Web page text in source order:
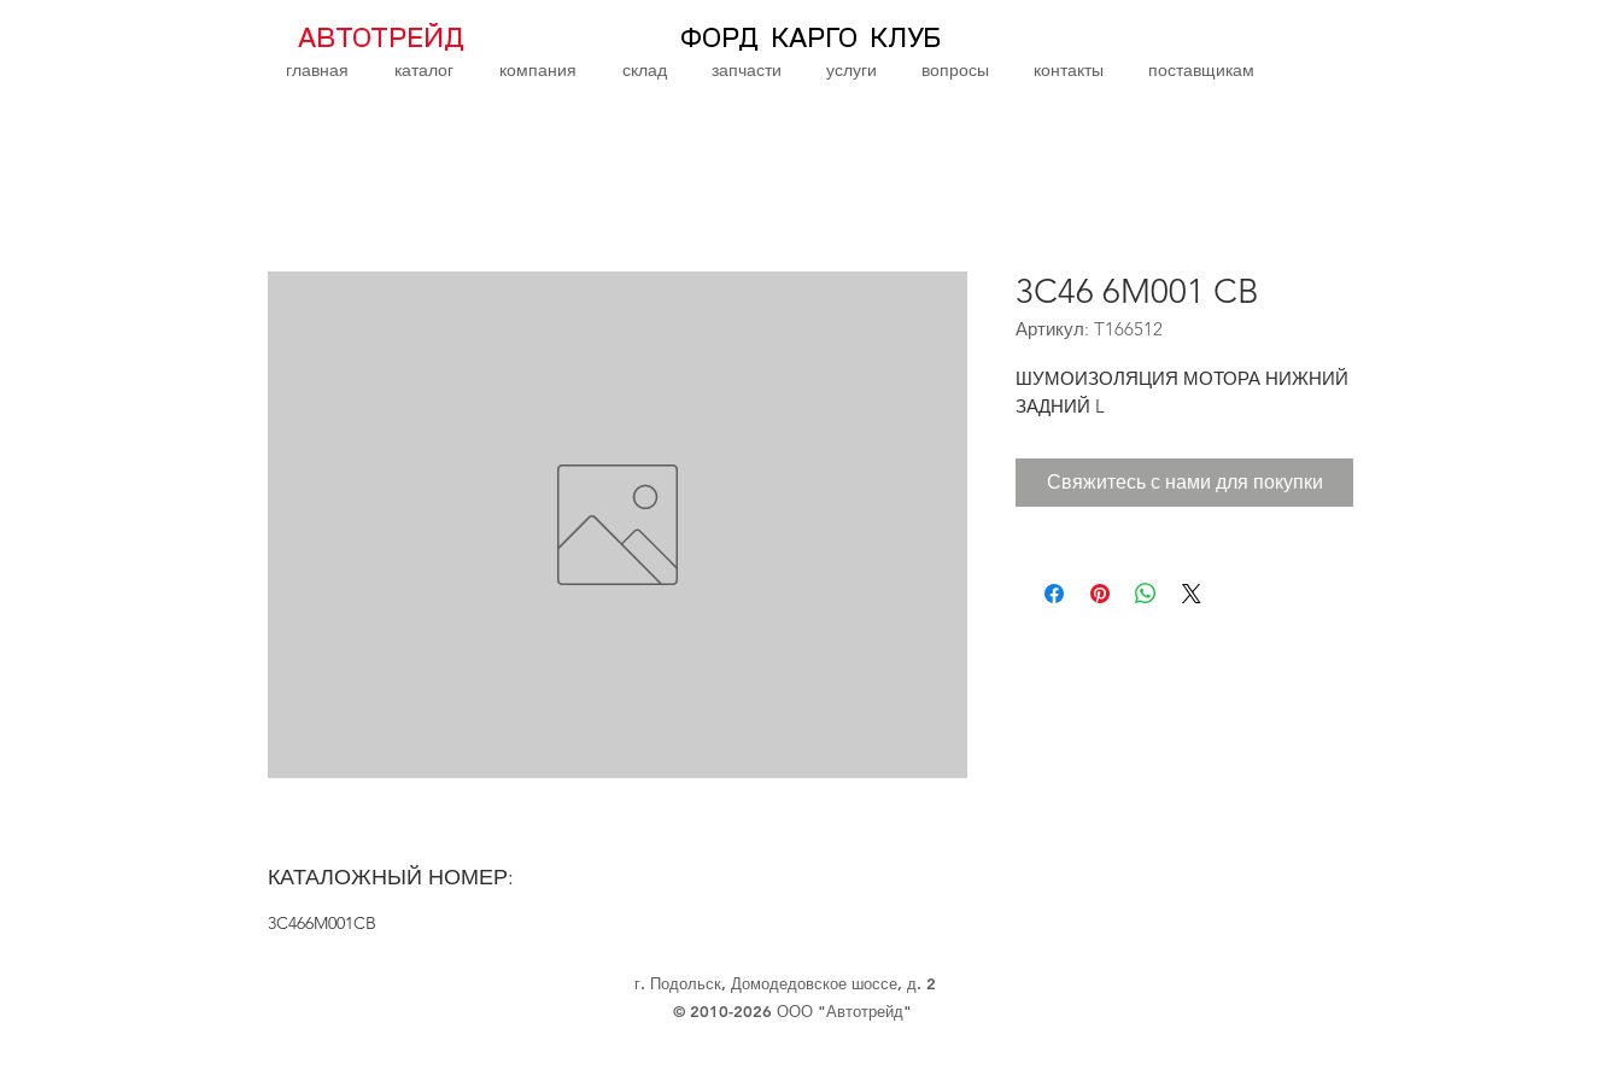
АВТОТРЕЙД ФОРД КАРГО КЛУБ
главная каталог компания склад запчасти услуги вопросы контакты поставщикам
3C46 6M001 CB
Артикул: T166512
ШУМОИЗОЛЯЦИЯ МОТОРА НИЖНИЙ
ЗАДНИЙ L
Свяжитесь с нами для покупки
КАТАЛОЖНЫЙ НОМЕР:
3C466M001CB
г. Подольск, Домодедовское шоссе, д. 2
© 2010-2026 ООО "Автотрейд"